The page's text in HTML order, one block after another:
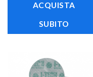
ACQUISTA
SUBITO